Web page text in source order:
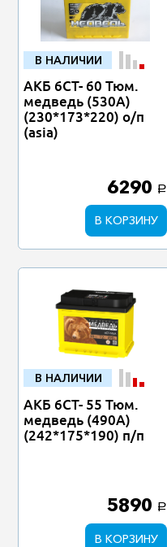
В НАЛИЧИИ
АКБ 6СТ- 60 Тюм.
медведь (530А)
(230*173*220) о/п
(asia)
6290 a
В КОРЗИНУ
В НАЛИЧИИ
АКБ 6СТ- 55 Тюм.
медведь (490А)
(242*175*190) п/п
5890 a
В КОРЗИНУ